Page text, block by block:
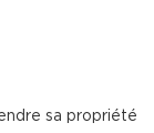
sa propriété